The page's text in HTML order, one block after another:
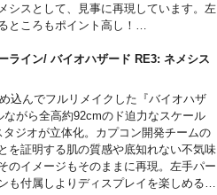
シスとして、見事に再現しています。左
ところもポイント高し！
となりますため、パッケージに多少の傷
ライン/ バイオハザード RE3: ネメシス
込んでフルリメイクした『バイオハザ
がら全高約92cmのド迫力なスケール
ジオが立体化。カプコン開発チームの
を証明する肌の質感や底知れない不気味
のイメージもそのままに再現。左手パー
付属しよりディスプレイを楽しめる仕